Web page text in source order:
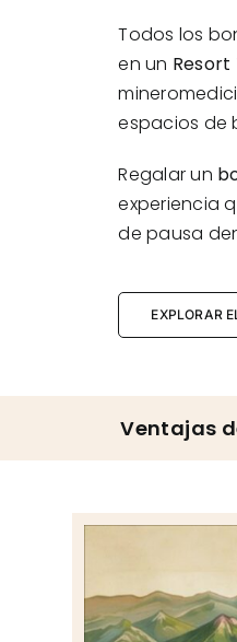
Todos los
en un
espacios de
Regalar un
experiencia
de pausa
EXPLORAR
Ventajas